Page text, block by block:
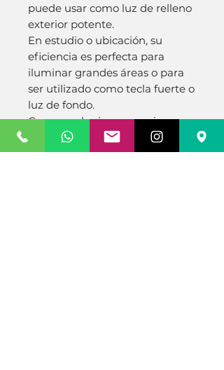
puede usar como luz de relleno
exterior potente.
En estudio o ubicación, su
eficiencia es perfecta para
iluminar grandes áreas o para
ser utilizado como tecla fuerte o
luz de fondo.
Como cualquier accesorio
THELIGHT se puede combinar
con cualquier tipo de fuente de